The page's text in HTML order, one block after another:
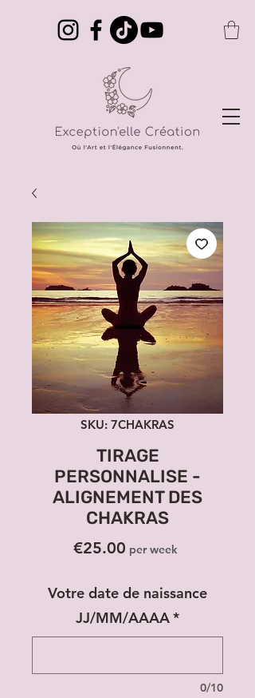
SKU: 7CHAKRAS
TIRAGE
PERSONNALISE -
ALIGNEMENT DES
CHAKRAS
€25.00 Price
per week
Votre date de naissance
JJ/MM/AAAA*
0/10